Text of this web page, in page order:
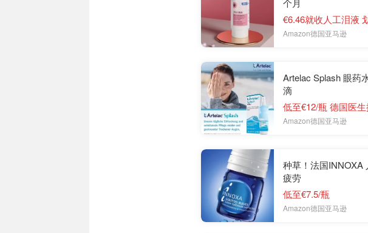
个月
€6.46就收人工泪液
Amazon德国亚马逊
Artelac Splash 眼药
滴
低至€12/瓶 德国医生
Amazon德国亚马逊
种草！法国INNOXA
疲劳
低至€7.5/瓶
Amazon德国亚马逊